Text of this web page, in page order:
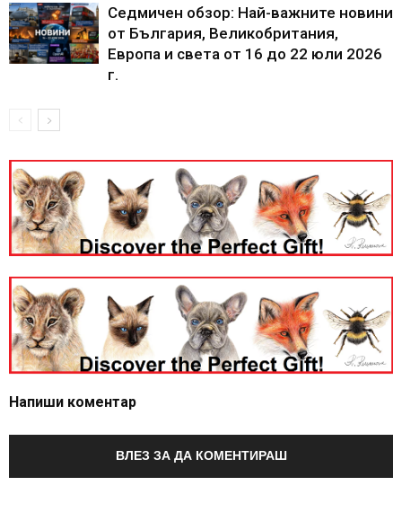
Седмичен обзор: Най-важните новини
от България, Великобритания,
Европа и света от 16 до 22 юли 2026
г.
Напиши коментар
ВЛЕЗ ЗА ДА КОМЕНТИРАШ